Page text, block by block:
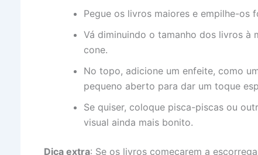
Pegue os livros maiores e empilhe-os
Vá diminuindo o tamanho dos livros à
cone.
No topo, adicione um enfeite, como
pequeno aberto para dar um toque
Se quiser, coloque pisca-piscas ou
visual ainda mais bonito.
Dica extra: Se os livros começarem a